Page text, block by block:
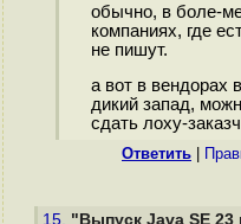
обычно, в боле-
компаниях, где
не пишут.
а вот в вендорах
дикий запад,
сдать лоху-
Ответить
15. "Выпуск Java SE 23